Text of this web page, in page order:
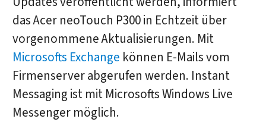
das Acer neoTouch P300 in Echtzeit über
vorgenommene Aktualisierungen. Mit
Microsofts Exchange können E-Mails vom
Firmenserver abgerufen werden. Instant
Messaging ist mit Microsofts Windows Live
Messenger möglich.